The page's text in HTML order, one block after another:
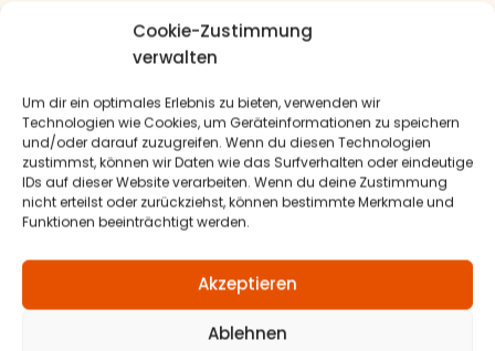
Cookie-Zustimmung
verwalten
Um dir ein optimales Erlebnis zu bieten, verwenden wir
Technologien wie Cookies, um Geräteinformationen zu speichern
und/oder darauf zuzugreifen. Wenn du diesen Technologien
zustimmst, können wir Daten wie das Surfverhalten oder eindeutige
IDs auf dieser Website verarbeiten. Wenn du deine Zustimmung
nicht erteilst oder zurückziehst, können bestimmte Merkmale und
Funktionen beeinträchtigt werden.
Akzeptieren
Ablehnen
Oberfläche: 100% Polyurethan
Antarrlook-Wildlederoptik
100% Polyester (PES)
Velour & Textillook
100% Polyester (PES)
Materialeigenschaften: